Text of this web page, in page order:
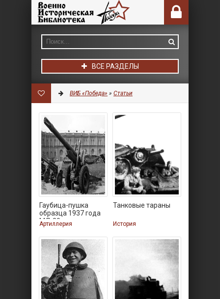
ВСЕ РАЗДЕЛЫ
ВИБ «Победа» » Статьи
Гаубица-пушка
образца 1937 года
МЛ-20
Артиллерия
Танковые тараны
История